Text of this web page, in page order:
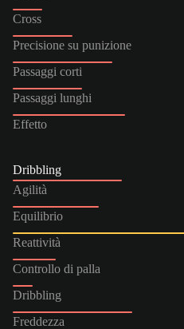
Cross
Precisione su punizione
Passaggi corti
Passaggi lunghi
Effetto
Dribbling
Agilità
Equilibrio
Reattività
Controllo di palla
Dribbling
Freddezza